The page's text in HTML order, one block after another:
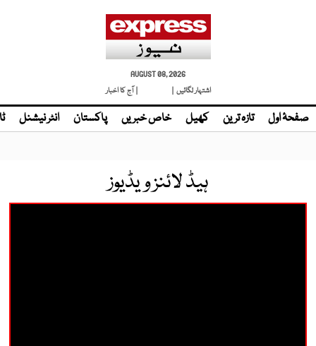
AUGUST 08, 2026
اشتہار لگائیں |
| آج کا اخبار
صفحۂ اول تازہ ترین کھیل خاص خبریں پاکستان انٹر نیشنل
ہیڈ لائنز ویڈیوز